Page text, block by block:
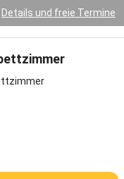
Details und freie Termine